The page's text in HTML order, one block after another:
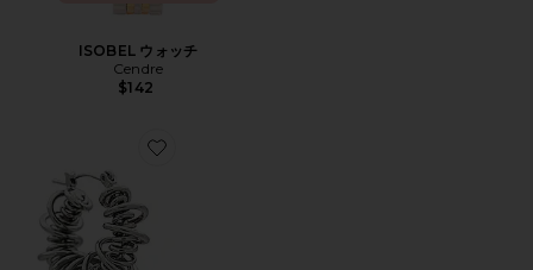
ISOBEL ウォッチ
Cendre
$142
Favorite RIELE イヤリング